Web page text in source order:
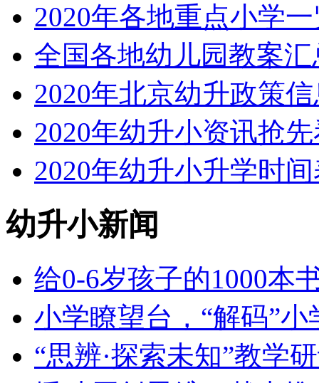
2020年各地重点小学
全国各地幼儿园教案汇
2020年北京幼升政策
2020年幼升小资讯抢
2020年幼升小升学时
幼升小新闻
给0-6岁孩子的1000本
小学瞭望台，“解码”
“思辨·探索未知”教学